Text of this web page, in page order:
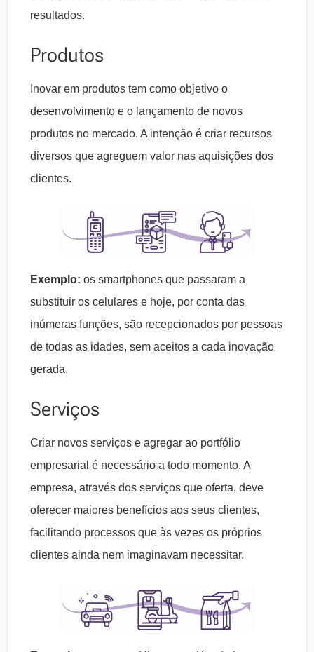
resultados.
Produtos
Inovar em produtos tem como objetivo o
desenvolvimento e o lançamento de novos
produtos no mercado. A intenção é criar recursos
diversos que agreguem valor nas aquisições dos
clientes.
Exemplo: os smartphones que passaram a
substituir os celulares e hoje, por conta das
inúmeras funções, são recepcionados por pessoas
de todas as idades, sem aceitos a cada inovação
gerada.
Serviços
Criar novos serviços e agregar ao portfólio
empresarial é necessário a todo momento. A
empresa, através dos serviços que oferta, deve
oferecer maiores benefícios aos seus clientes,
facilitando processos que às vezes os próprios
clientes ainda nem imaginavam necessitar.